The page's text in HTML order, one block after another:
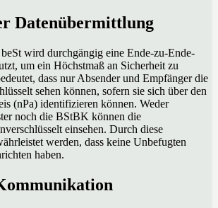
Datenübermittlung
wird durchgängig eine Ende-zu-Ende-
um ein Höchstmaß an Sicherheit zu
dass nur Absender und Empfänger die
sehen können, sofern sie sich über den
(nPa) identifizieren können. Weder
noch die BStBK können die
einsehen. Durch diese
werden, dass keine Unbefugten
haben.